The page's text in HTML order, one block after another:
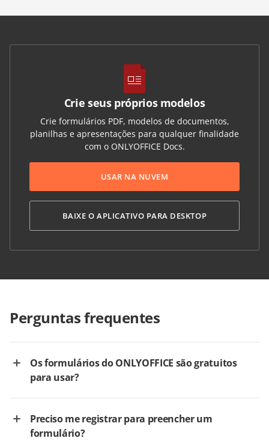
Crie seus próprios modelos
Crie formulários PDF, modelos de documentos,
planilhas e apresentações para qualquer finalidade
com o ONLYOFFICE Docs.
USAR NA NUVEM
BAIXE O APLICATIVO PARA DESKTOP
Perguntas frequentes
Os formulários do ONLYOFFICE são gratuitos
para usar?
Preciso me registrar para preencher um
formulário?